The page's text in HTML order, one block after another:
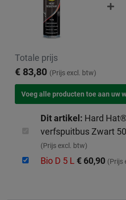
Totale prijs
€ 83,80 (Prijs excl. btw)
Dit artikel: Hard
verfspuitbus Zwart
(Prijs excl. btw)
Bio D 5 L € 60,90 (Prijs